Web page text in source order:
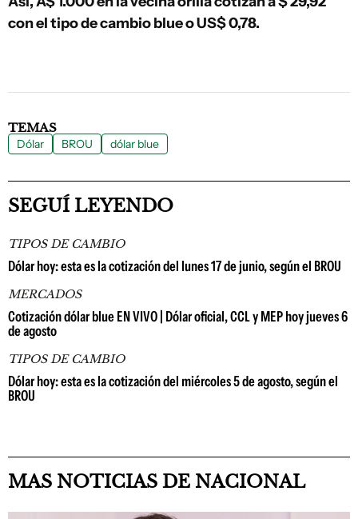
con el tipo de cambio blue o US$ 0,78.
TEMAS
Dólar BROU dólar blue
SEGUÍ LEYENDO
TIPOS DE CAMBIO
Dólar hoy: esta es la cotización del lunes 17 de junio, según el BROU
MERCADOS
Cotización dólar blue EN VIVO | Dólar oficial, CCL y MEP hoy jueves 6
de agosto
TIPOS DE CAMBIO
Dólar hoy: esta es la cotización del miércoles 5 de agosto, según el
BROU
MAS NOTICIAS DE NACIONAL